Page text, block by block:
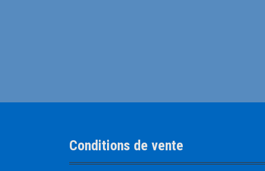
Conditions de vente